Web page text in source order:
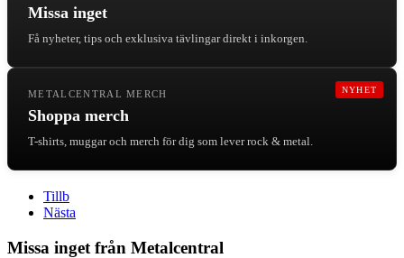
Missa inget
Få nyheter, tips och exklusiva tävlingar direkt i inkorgen.
NYHET
METALCENTRAL MERCH
Shoppa merch
T-shirts, muggar och merch för dig som lever rock & metal.
Tillb
Nästa
Missa inget från Metalcentral